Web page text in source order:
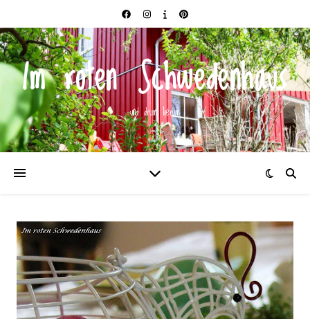
Im roten Schwedenhaus
und drum herum